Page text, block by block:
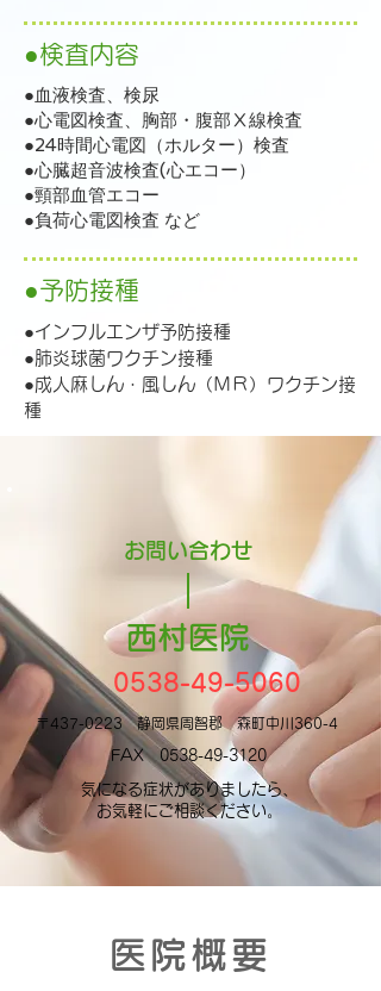
●検査内容
●血液検査、検尿
●心電図検査、胸部・腹部Ⅹ線検査
●24時間心電図（ホルター）検査
●心臓超音波検査(心エコー）
●頸部血管エコー
●負荷心電図検査 など
●予防接種
●インフルエンザ予防接種
●肺炎球菌ワクチン接種
●成人麻しん・風しん（ＭＲ）ワクチン接
種
お問い合わせ
​西村医院
​0538-49-5060
〒437-0223 静岡県周智郡 森町中川360-4
​FAX0538-49-3120
気になる症状がありましたら、
お気軽にご相談ください。
医院概要